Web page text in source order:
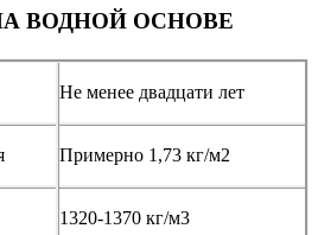
ВОДНОЙ ОСНОВЕ
Не менее двадцати лет
Примерно 1,73 кг/м2
1320-1370 кг/м3